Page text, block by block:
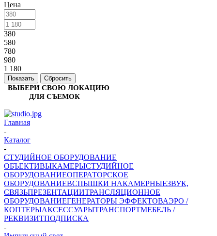
Цена
380
580
780
980
1 180
Сбросить
ВЫБЕРИ СВОЮ ЛОКАЦИЮ
ДЛЯ СЪЕМОК
Главная
-
Каталог
-
СТУДИЙНОЕ ОБОРУДОВАНИЕ
ОБЪЕКТИВЫКАМЕРЫСТУДИЙНОЕ
ОБОРУДОВАНИЕОПЕРАТОРСКОЕ
ОБОРУДОВАНИЕВСПЫШКИ НАКАМЕРНЫЕЗВУК,
СВЯЗЬПРЕЗЕНТАЦИИТРАНСЛЯЦИОННОЕ
ОБОРУДОВАНИЕГЕНЕРАТОРЫ ЭФФЕКТОВАЭРО /
КОПТЕРЫАКСЕССУАРЫТРАНСПОРТМЕБЕЛЬ /
РЕКВИЗИТПОДПИСКА
-